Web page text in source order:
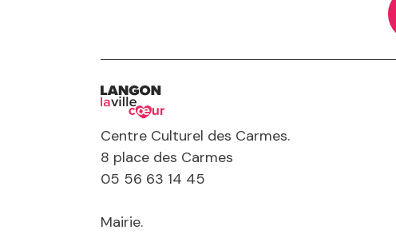
Centre Culturel des Carmes.
8 place des Carmes
05 56 63 14 45
Mairie.